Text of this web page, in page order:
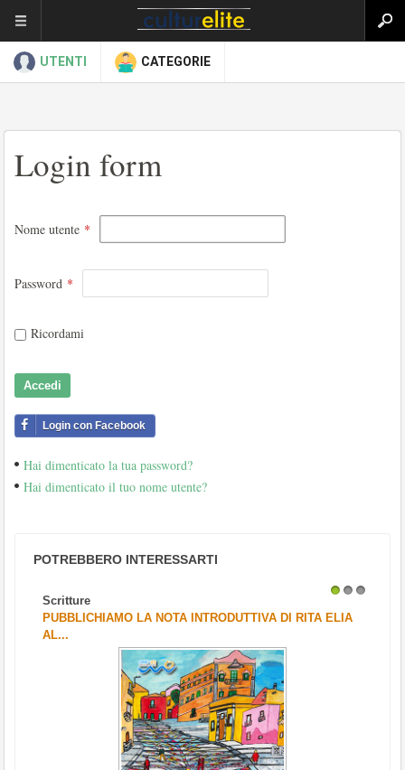
UTENTI CATEGORIE
Login form
Nome utente *
Password *
Ricordami
Accedi
Login con Facebook
Hai dimenticato la tua password?
Hai dimenticato il tuo nome utente?
POTREBBERO INTERESSARTI
Scritture
PUBBLICHIAMO LA NOTA INTRODUTTIVA DI RITA ELIA
AL...